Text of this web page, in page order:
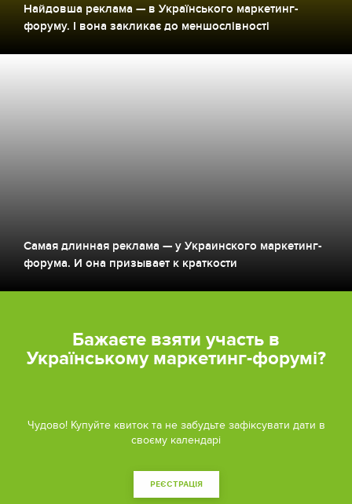
Найдовша реклама — в Українського маркетинг-
форуму. І вона закликає до меншослівності
Самая длинная реклама — у Украинского маркетинг-
форума. И она призывает к краткости
Бажаєте взяти участь в
Українському маркетинг-форумі?
Чудово! Купуйте квиток та не забудьте зафіксувати дати в
своєму календарі
РЕЄСТРАЦІЯ